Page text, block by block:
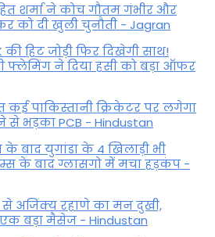
शर्मा ने कोच गौतम गंभीर और
को दी खुली चुनौती - Jagran
की हिट जोड़ी फिर दिखेगी साथ!
फ्लेमिंग ने दिया हसी को बड़ा ऑफर
पाकिस्तानी क्रिकेटर पर लगेगा
भड़का PCB - Hindustan
बाद युगांडा के 4 खिलाड़ी भी
के बाद ग्लासगो में मचा हड़कंप -
से अजिंक्य रहाणे का मन दुखी,
बड़ा मैसेज - Hindustan